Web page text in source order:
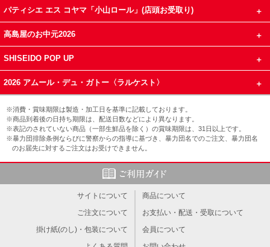
パティシエ エス コヤマ「小山ロール」(店頭お受取り)
高島屋のお中元2026
SHISEIDO POP UP
2026 アムール・デュ・ガトー〈ラルケスト〉
※消費・賞味期限は製造・加工日を基準に記載しております。
※商品到着後の日持ち期限は、配送日数などにより異なります。
※表記のされていない商品（一部生鮮品を除く）の賞味期限は、31日以上です。
※暴力団排除条例ならびに警察からの指導に基づき、暴力団名でのご注文、暴力団名
のお届先に対するご注文はお受けできません。
サイトについて
商品について
ご注文について
お支払い・配送・受取について
掛け紙(のし)・包装について
会員について